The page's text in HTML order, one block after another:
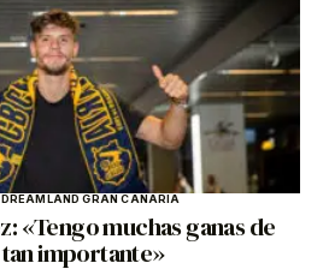
DREAMLAND GRAN CANARIA
«Tengo muchas ganas de
importante»